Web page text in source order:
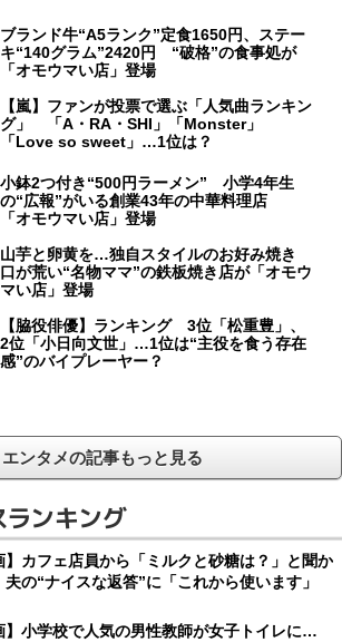
ブランド牛“A5ランク”定食1650円、ステー
キ“140グラム”2420円 “破格”の食事処が
「オモウマい店」登場
【嵐】ファンが投票で選ぶ「人気曲ランキン
グ」 「A・RA・SHI」「Monster」
「Love so sweet」…1位は？
小鉢2つ付き“500円ラーメン” 小学4年生
の“広報”がいる創業43年の中華料理店
「オモウマい店」登場
山芋と卵黄を…独自スタイルのお好み焼き
口が荒い“名物ママ”の鉄板焼き店が「オモウ
マい店」登場
【脇役俳優】ランキング 3位「松重豊」、
2位「小日向文世」…1位は“主役を食う存在
感”のバイプレーヤー？
ンタメの記事もっと見る
ンキング
】カフェ店員から「ミルクと砂糖は？」と聞か
の“ナイスな返答”に「これから使います」
】小学校で人気の男性教師が女子トイレに…